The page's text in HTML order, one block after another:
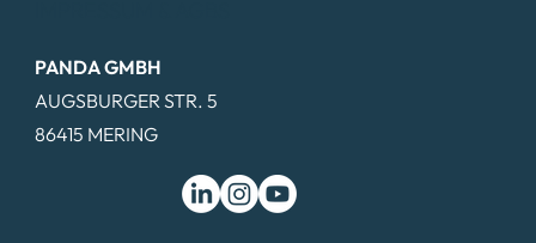
PANDA GMBH
AUGSBURGER STR. 5
86415 MERING